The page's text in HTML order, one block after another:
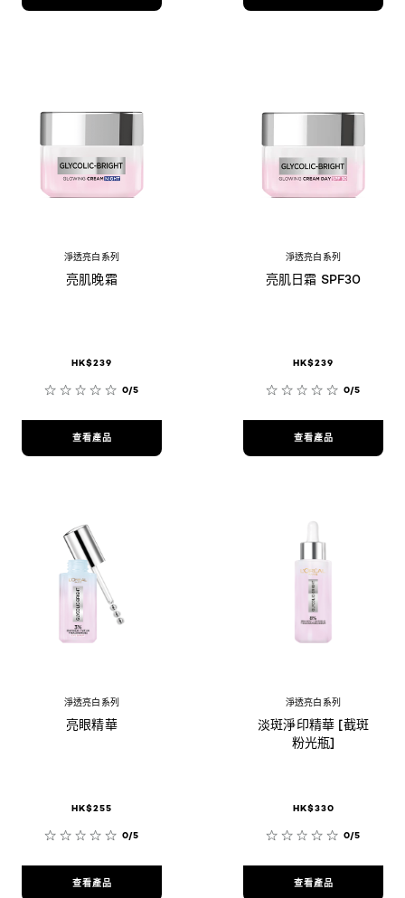
淨透亮白系列
亮肌晚霜
HK$239
0/5
查看產品
淨透亮白系列
亮肌日霜 SPF30
HK$239
0/5
查看產品
淨透亮白系列
亮眼精華
HK$255
0/5
查看產品
淨透亮白系列
淡斑淨印精華 [截斑
粉光瓶]
HK$330
0/5
查看產品